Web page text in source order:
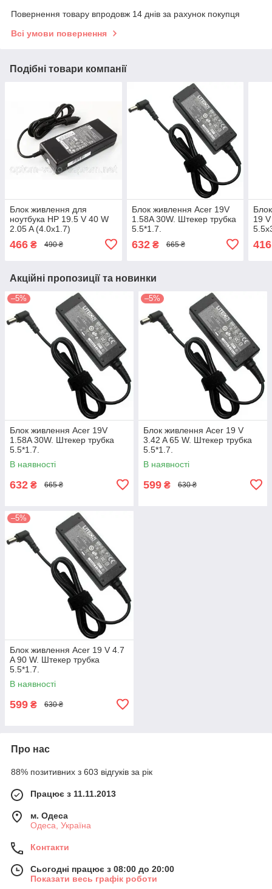
Повернення товару впродовж 14 днів за рахунок покупця
Всі умови повернення
Подібні товари компанії
Блок живлення для
ноутбука HP 19.5 V 40 W
2.05 A (4.0x1.7)
466 ₴ 490 ₴
Блок живлення Acer 19V
1.58A 30W. Штекер трубка
5.5*1.7.
632₴ 665 ₴
19
416
Акційні пропозиції та новинки
–5%
Блок живлення Acer 19V
1.58A 30W. Штекер трубка
5.5*1.7.
В наявності
632 ₴ 665 ₴
–5%
Блок живлення Acer 19 V
3.42 A 65 W. Штекер трубка
5.5*1.7.
В наявності
599 ₴ 630 ₴
–5%
Блок живлення Acer 19 V 4.7
A 90 W. Штекер трубка
5.5*1.7.
В наявності
599 ₴ 630 ₴
Про нас
88% позитивних з 603 відгуків за рік
Працює з 11.11.2013
м. Одеса
Одеса, Україна
Контакти
Сьогодні працює з 08:00 до 20:00
Показати весь графік роботи